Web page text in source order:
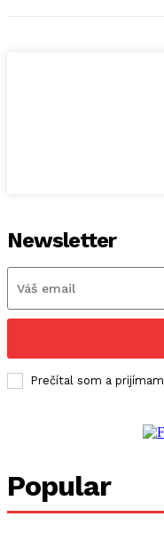
Newsletter
Prečítal som a prijímam
Popular